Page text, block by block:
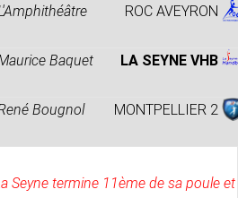
ROC AVEYRON
Baquet LA SEYNE VHB
Bougnol MONTPELLIER 2
Seyne termine 11ème de sa poule